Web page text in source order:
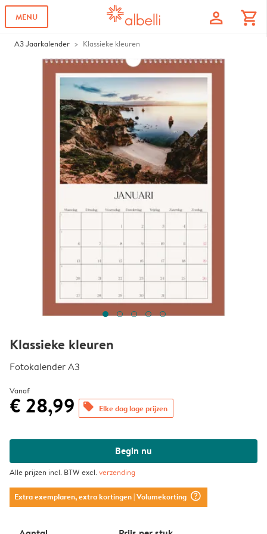
MENU profile shopping_cart
A3 Jaarkalender Klassieke kleuren
Klassieke kleuren
Fotokalender A3
Vanaf
€ 28,99 offers Elke dag lage prijzen
Begin nu
Alle prijzen incl. BTW excl.verzending
Extra exemplaren, extra kortingen| Volumekorting question_mark_circle